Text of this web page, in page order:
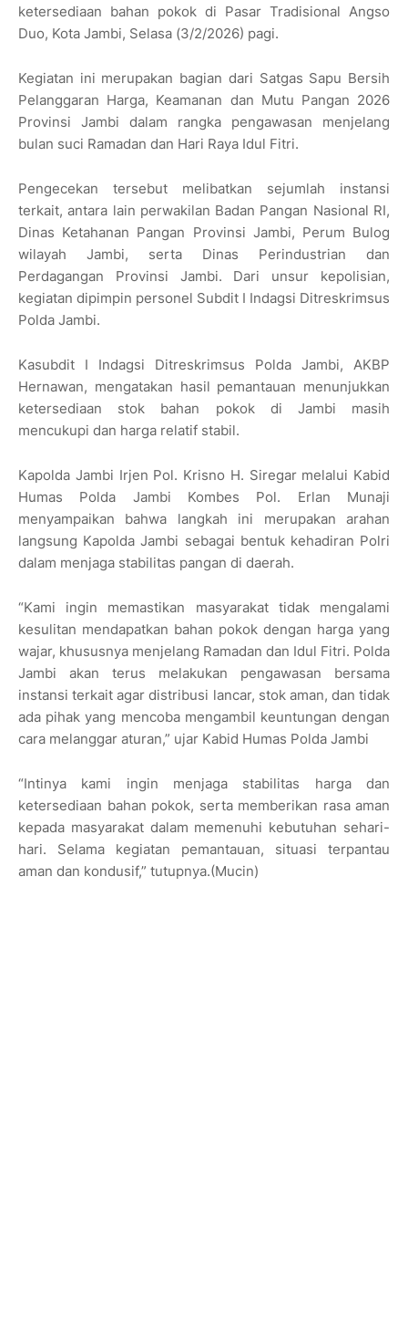
ketersediaan bahan pokok di Pasar Tradisional Angso
Duo, Kota Jambi, Selasa (3/2/2026) pagi.
Kegiatan ini merupakan bagian dari Satgas Sapu Bersih
Pelanggaran Harga, Keamanan dan Mutu Pangan 2026
Provinsi Jambi dalam rangka pengawasan menjelang
bulan suci Ramadan dan Hari Raya Idul Fitri.
Pengecekan tersebut melibatkan sejumlah instansi
terkait, antara lain perwakilan Badan Pangan Nasional RI,
Dinas Ketahanan Pangan Provinsi Jambi, Perum Bulog
wilayah Jambi, serta Dinas Perindustrian dan
Perdagangan Provinsi Jambi. Dari unsur kepolisian,
kegiatan dipimpin personel Subdit I Indagsi Ditreskrimsus
Polda Jambi.
Kasubdit I Indagsi Ditreskrimsus Polda Jambi, AKBP
Hernawan, mengatakan hasil pemantauan menunjukkan
ketersediaan stok bahan pokok di Jambi masih
mencukupi dan harga relatif stabil.
Kapolda Jambi Irjen Pol. Krisno H. Siregar melalui Kabid
Humas Polda Jambi Kombes Pol. Erlan Munaji
menyampaikan bahwa langkah ini merupakan arahan
langsung Kapolda Jambi sebagai bentuk kehadiran Polri
dalam menjaga stabilitas pangan di daerah.
“Kami ingin memastikan masyarakat tidak mengalami
kesulitan mendapatkan bahan pokok dengan harga yang
wajar, khususnya menjelang Ramadan dan Idul Fitri. Polda
Jambi akan terus melakukan pengawasan bersama
instansi terkait agar distribusi lancar, stok aman, dan tidak
ada pihak yang mencoba mengambil keuntungan dengan
cara melanggar aturan,” ujar Kabid Humas Polda Jambi
“Intinya kami ingin menjaga stabilitas harga dan
ketersediaan bahan pokok, serta memberikan rasa aman
kepada masyarakat dalam memenuhi kebutuhan sehari-
hari. Selama kegiatan pemantauan, situasi terpantau
aman dan kondusif,” tutupnya.(Mucin)